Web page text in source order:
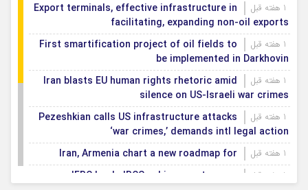
Export terminals, effective infrastructure in
facilitating, expanding non-oil exports
First smartification project of oil fields to
be implemented in Darkhovin
Iran blasts EU human rights rhetoric amid
silence on US-Israeli war crimes
Pezeshkian calls US infrastructure attacks
‘war crimes,’ demands intl legal action
Iran, Armenia chart a new roadmap for
IFRC lauds IRCS achievements, says